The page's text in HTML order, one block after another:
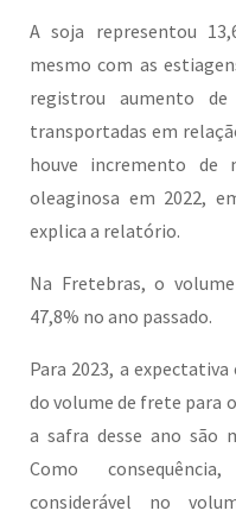
A soja representou
mesmo com as
registrou aumento
transportadas em
houve incremento de
oleaginosa em 2022,
explica a relatório.
Na Fretebras, o
47,8% no ano passado.
Para 2023, a
do volume de frete para
a safra desse ano são
Como
considerável no